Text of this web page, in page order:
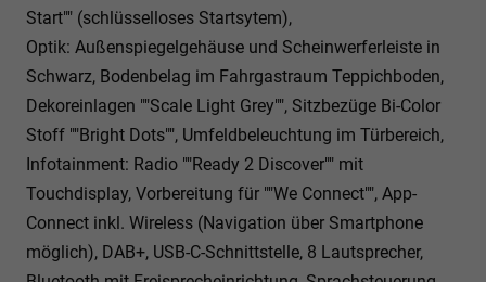
Start"" (schlüsselloses Startsytem),
Optik: Außenspiegelgehäuse und Scheinwerferleiste in
Schwarz, Bodenbelag im Fahrgastraum Teppichboden,
Dekoreinlagen ""Scale Light Grey"", Sitzbezüge Bi-Color
Stoff ""Bright Dots"", Umfeldbeleuchtung im Türbereich,
Infotainment: Radio ""Ready 2 Discover"" mit
Touchdisplay, Vorbereitung für ""We Connect"", App-
Connect inkl. Wireless (Navigation über Smartphone
möglich), DAB+, USB-C-Schnittstelle, 8 Lautsprecher,